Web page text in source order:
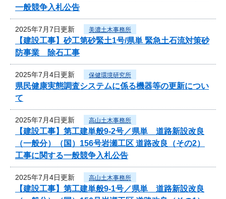
一般競争入札公告
2025年7月7日更新 美濃土木事務所
【建設工事】砂工第砂緊土1号/県単 緊急土石流対策砂
防事業 除石工事
2025年7月4日更新 保健環境研究所
県民健康実態調査システムに係る機器等の更新につい
て
2025年7月4日更新 高山土木事務所
【建設工事】第工建単般9-2号／県単 道路新設改良
（一般分）（国）156号岩瀬工区 道路改良（その2）
工事に関する一般競争入札公告
2025年7月4日更新 高山土木事務所
【建設工事】第工建単般9-1号／県単 道路新設改良